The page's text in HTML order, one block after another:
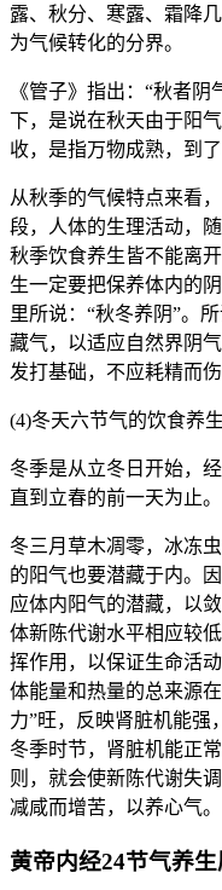
露、秋分、寒露、霜降
为气候转化的分界。
《管子》指出：“秋者
下，是说在秋天由于阳
收，是指万物成熟，到了
从秋季的气候特点来看
段，人体的生理活动，
秋季饮食养生皆不能离
生一定要把保养体内的
里所说：“秋冬养阴”。
藏气，以适应自然界阴
发打基础，不应耗精而
(4)冬天六节气的饮食养
冬季是从立冬日开始，
直到立春的前一天为止。
冬三月草木凋零，冰冻
的阳气也要潜藏于内。
应体内阳气的潜藏，以
体新陈代谢水平相应较
挥作用，以保证生命活
体能量和热量的总来源
力”旺，反映肾脏机能强
冬季时节，肾脏机能正
则，就会使新陈代谢失
减咸而增苦，以养心气。
黄帝内经24节气养